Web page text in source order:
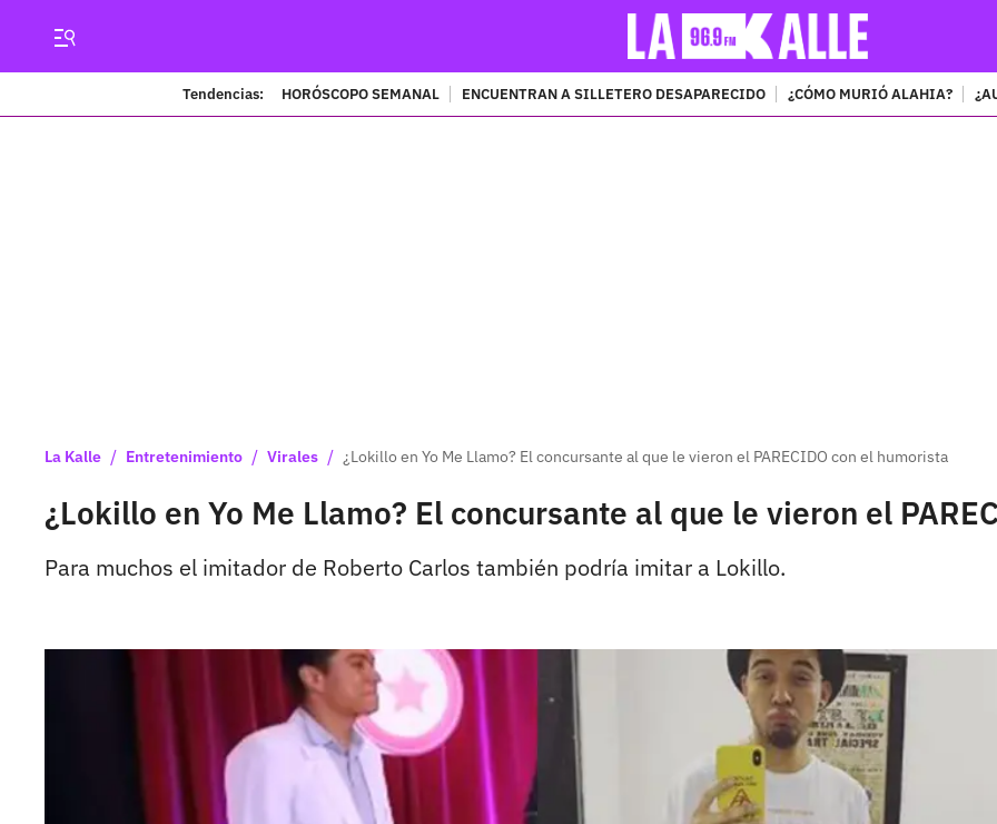
Tendencias: HORÓSCOPO SEMANAL ENCUENTRAN A SILLETERO DESAPARECIDO ¿CÓMO MURIÓ ALAHIA?
La Kalle / Entretenimiento / Virales / ¿Lokillo en Yo Me Llamo? El concursante al que le vieron el PARECIDO con el humorista
¿Lokillo en Yo Me Llamo? El concursante al que le vieron el
Para muchos el imitador de Roberto Carlos también podría imitar a Lokillo.